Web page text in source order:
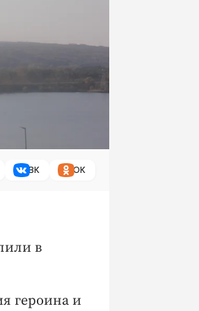
ВК ОК
в
героина и